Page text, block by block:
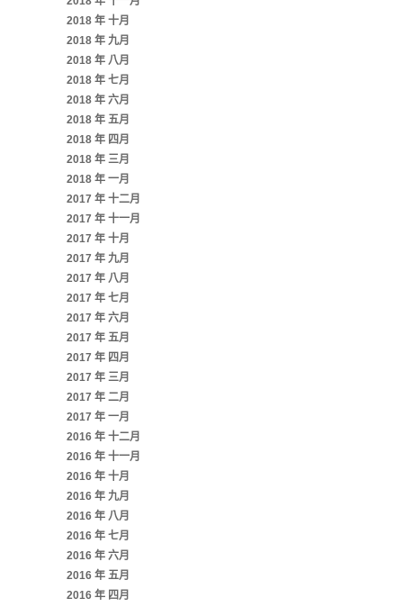
2018 年 十月
2018 年 九月
2018 年 八月
2018 年 七月
2018 年 六月
2018 年 五月
2018 年 四月
2018 年 三月
2018 年 一月
2017 年 十二月
2017 年 十一月
2017 年 十月
2017 年 九月
2017 年 八月
2017 年 七月
2017 年 六月
2017 年 五月
2017 年 四月
2017 年 三月
2017 年 二月
2017 年 一月
2016 年 十二月
2016 年 十一月
2016 年 十月
2016 年 九月
2016 年 八月
2016 年 七月
2016 年 六月
2016 年 五月
2016 年 四月